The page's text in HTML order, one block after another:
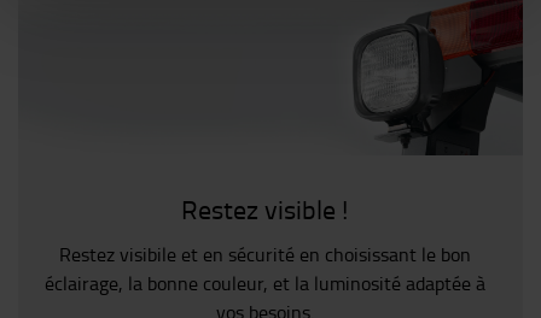
Restez visible !
Restez visibile et en sécurité en choisissant le bon
éclairage, la bonne couleur, et la luminosité adaptée à
vos besoins.